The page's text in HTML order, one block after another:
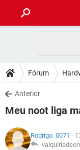
CELULAR
OUTLOOK
INSTAGRAM
GUIA DE COMPRAS
DICAS
JOGOS
INSTAGRAM
DOWNLOADS
JOGOS
CELULAR
OUTLOOK
JOGOS
GLOSSÁRIO
Fórum
Anterior
Meu noot liga
Rodrigo_0071 -